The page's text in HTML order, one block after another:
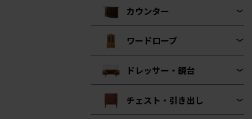
カウンター
ワードローブ
ドレッサー・鏡台
チェスト・引き出し